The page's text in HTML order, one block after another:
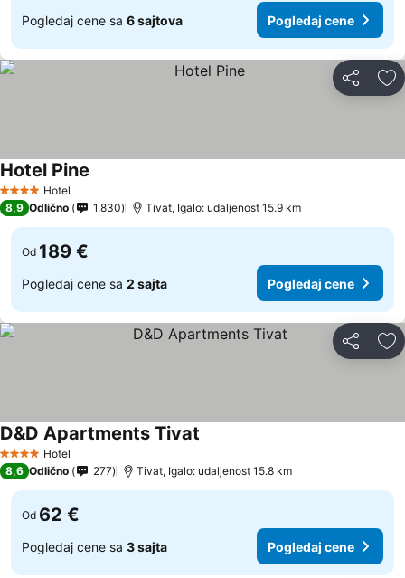
Pogledaj cene sa 6 sajtova Pogledaj cene
Deli
4 ZvezdiceHotel
Hotel Pine
8,9 Odlično 1.830 Tivat, Igalo: udaljenost 15.9 km
Od 189 €
Pogledaj cene sa 2 sajta Pogledaj cene
Deli
4 ZvezdiceHotel
D&D Apartments Tivat
8,6 Odlično 277 Tivat, Igalo: udaljenost 15.8 km
Od 62 €
Pogledaj cene sa 3 sajta Pogledaj cene